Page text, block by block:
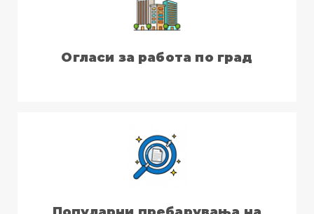
Огласи за работа по град